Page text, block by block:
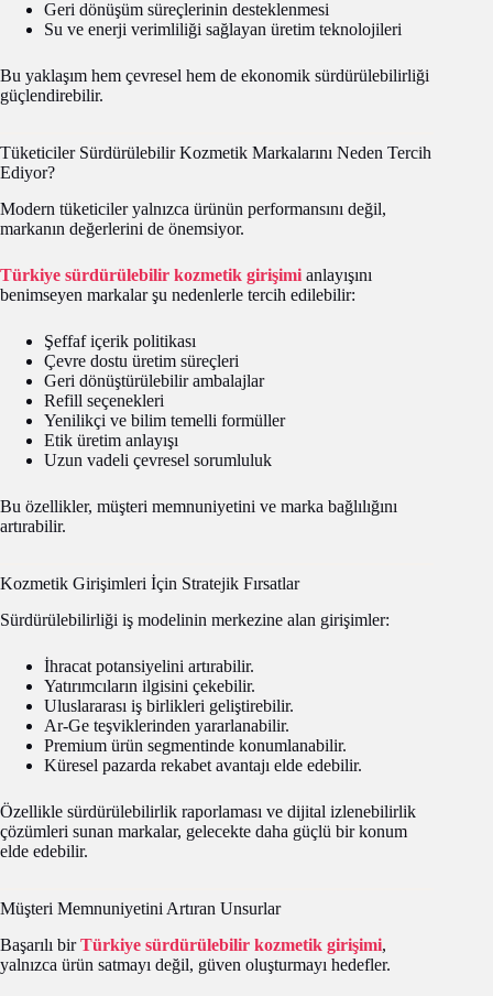
Geri dönüşüm süreçlerinin desteklenmesi
Su ve enerji verimliliği sağlayan üretim teknolojileri
Bu yaklaşım hem çevresel hem de ekonomik sürdürülebilirliği
güçlendirebilir.
Tüketiciler Sürdürülebilir Kozmetik Markalarını Neden Tercih
Ediyor?
Modern tüketiciler yalnızca ürünün performansını değil,
markanın değerlerini de önemsiyor.
Türkiye sürdürülebilir kozmetik girişimi anlayışını
benimseyen markalar şu nedenlerle tercih edilebilir:
Şeffaf içerik politikası
Çevre dostu üretim süreçleri
Geri dönüştürülebilir ambalajlar
Refill seçenekleri
Yenilikçi ve bilim temelli formüller
Etik üretim anlayışı
Uzun vadeli çevresel sorumluluk
Bu özellikler, müşteri memnuniyetini ve marka bağlılığını
artırabilir.
Kozmetik Girişimleri İçin Stratejik Fırsatlar
Sürdürülebilirliği iş modelinin merkezine alan girişimler:
İhracat potansiyelini artırabilir.
Yatırımcıların ilgisini çekebilir.
Uluslararası iş birlikleri geliştirebilir.
Ar-Ge teşviklerinden yararlanabilir.
Premium ürün segmentinde konumlanabilir.
Küresel pazarda rekabet avantajı elde edebilir.
Özellikle sürdürülebilirlik raporlaması ve dijital izlenebilirlik
çözümleri sunan markalar, gelecekte daha güçlü bir konum
elde edebilir.
Müşteri Memnuniyetini Artıran Unsurlar
Başarılı birTürkiye sürdürülebilir kozmetik girişimi,
yalnızca ürün satmayı değil, güven oluşturmayı hedefler.